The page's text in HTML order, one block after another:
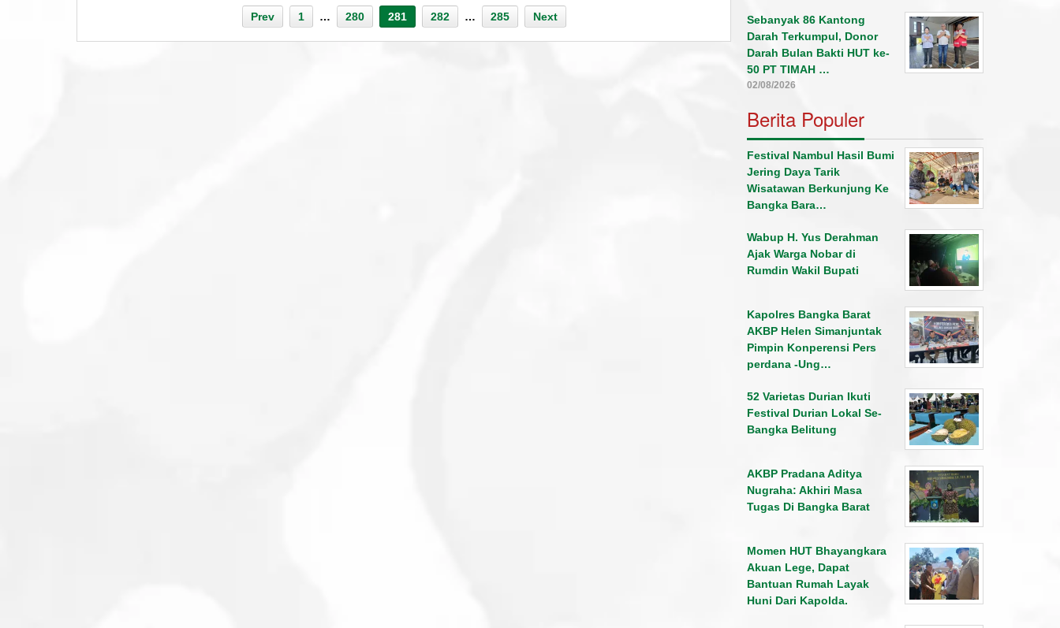
Prev 1 … 280 281 282 … 285 Next
Sebanyak 86 Kantong
Darah Terkumpul, Donor
Darah Bulan Bakti HUT ke-
50 PT TIMAH …
02/08/2026
Berita Populer
Festival Nambul Hasil Bumi
Jering Daya Tarik
Wisatawan Berkunjung Ke
Bangka Bara…
Wabup H. Yus Derahman
Ajak Warga Nobar di
Rumdin Wakil Bupati
Kapolres Bangka Barat
AKBP Helen Simanjuntak
Pimpin Konperensi Pers
perdana -Ung…
52 Varietas Durian Ikuti
Festival Durian Lokal Se-
Bangka Belitung
AKBP Pradana Aditya
Nugraha: Akhiri Masa
Tugas Di Bangka Barat
Momen HUT Bhayangkara
Akuan Lege, Dapat
Bantuan Rumah Layak
Huni Dari Kapolda.